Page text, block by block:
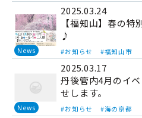
2025.03.24
News
【福知山】春の
♪
#お知らせ #福知山市
2025.03.17
News
丹後管内4月のイ
せします。
#お知らせ #海の京都